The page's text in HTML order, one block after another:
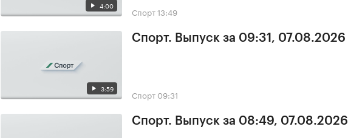
4:00 Спорт13:49
3:59
Спорт. Выпуск за 09:31, 07.08.2026
Спорт 09:31
Спорт. Выпуск за 08:49, 07.08.2026